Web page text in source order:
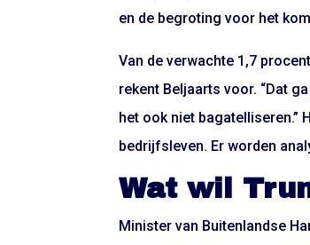
en de begroting voor het
Van de verwachte 1,7
rekent Beljaarts voor. “Dat
het ook niet bagatelliseren.”
bedrijfsleven. Er worden
Wat wil
Minister van Buitenlandse